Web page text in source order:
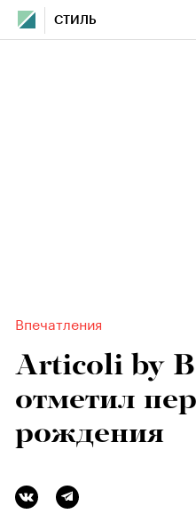
СТИЛЬ
Впечатления
Articoli by
отметил
рождения